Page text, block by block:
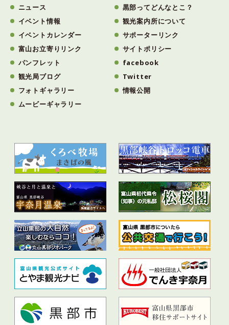
ニュース
イベント情報
イベントカレンダー
富山お立寄りリンク
パンフレット
観光局ブログ
フォトギャラリー
ムービーギャラリー
黒部ってどんなとこ？
観光案内所について
サポーターリンク
サイトポリシー
facebook
Twitter
情報公開